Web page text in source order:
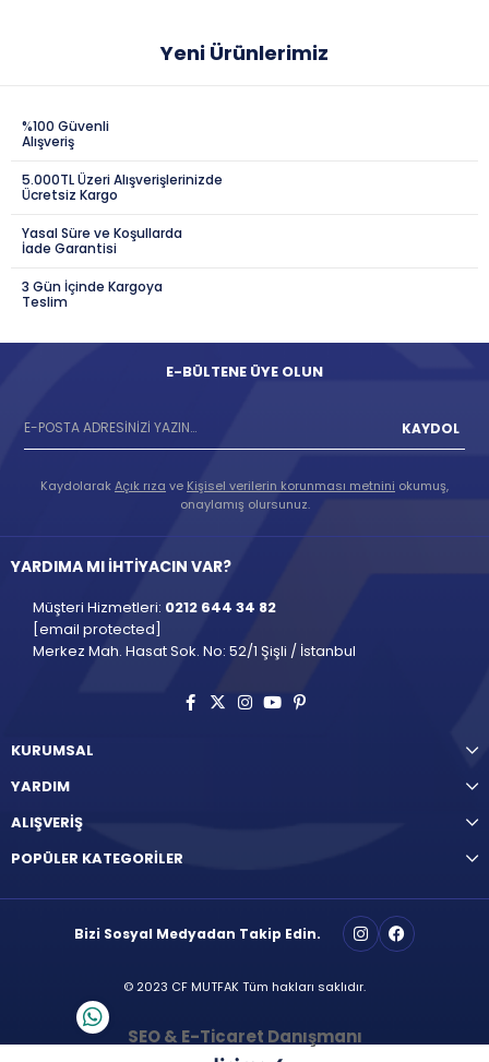
Yeni Ürünlerimiz
%100 Güvenli
Alışveriş
5.000TL Üzeri Alışverişlerinizde
Ücretsiz Kargo
Yasal Süre ve Koşullarda
İade Garantisi
3 Gün İçinde Kargoya
Teslim
E-BÜLTENE ÜYE OLUN
KAYDOL
KaydolarakAçık rıza ve Kişisel verilerin korunması metnini okumuş,
onaylamış olursunuz.
YARDIMA MI İHTİYACIN VAR?
Müşteri Hizmetleri: 0212 644 34 82
[email protected]
Merkez Mah. Hasat Sok. No: 52/1 Şişli / İstanbul
KURUMSAL
YARDIM
ALIŞVERİŞ
POPÜLER KATEGORİLER
Bizi Sosyal Medyadan Takip Edin.
© 2023 CF MUTFAK Tüm hakları saklıdır.
SEO & E-Ticaret Danışmanı